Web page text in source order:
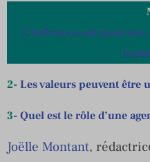
L’influence est aussi
2- Les valeurs peuvent être
3- Quel est le rôle d’une
Joëlle Montant,